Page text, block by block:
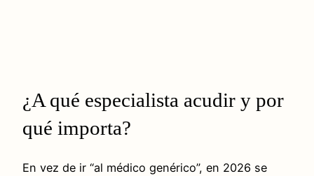
¿A qué especialista acudir y por
qué importa?
En vez de ir “al médico genérico”, en 2026 se